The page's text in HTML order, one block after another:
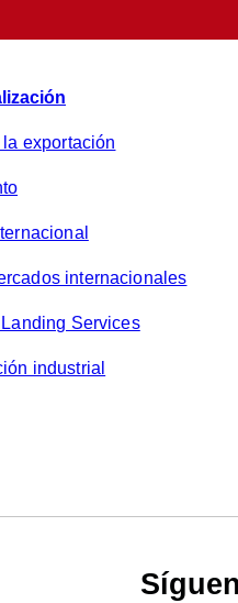
la exportación
internacionales
Landing Services
industrial